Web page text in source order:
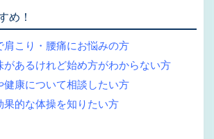
め！
肩こり・腰痛にお悩みの方
があるけれど始め方がわからない方
健康について相談したい方
果的な体操を知りたい方